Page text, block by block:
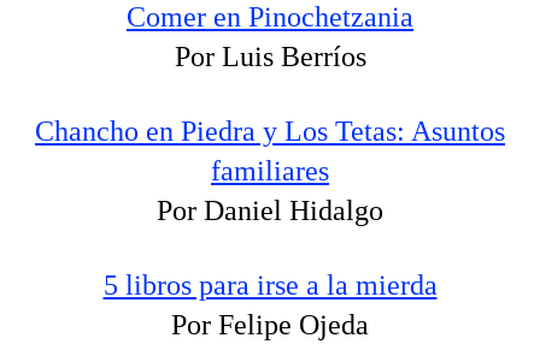
Comer en Pinochetzania
Por Luis Berríos
Chancho en Piedra y Los Tetas: Asuntos
familiares
Por Daniel Hidalgo
5 libros para irse a la mierda
Por Felipe Ojeda